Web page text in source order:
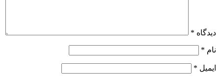
دیدگاه *
نام *
ایمیل *